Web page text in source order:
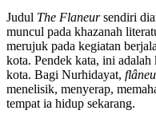
Judul The Flaneursendiri
muncul pada khazanah
merujuk pada kegiatan
kota. Pendek kata, ini
kota. Bagi Nurhidayat,
menelisik, menyerap,
tempat ia hidup sekarang.